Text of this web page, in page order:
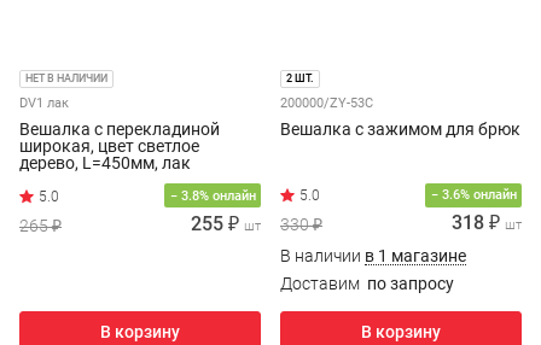
НЕТ В НАЛИЧИИ
DV1 лак
Вешалка с перекладиной
широкая, цвет светлое
дерево, L=450мм, лак
− 3.8% онлайн
265 ₽ 255 ₽ шт
В корзину
2 ШТ.
200000/ZY-53C
Вешалка с зажимом для брюк
− 3.6% онлайн
330 ₽ 318 ₽ шт
В наличии в 1 магазине
Доставим по запросу
В корзину